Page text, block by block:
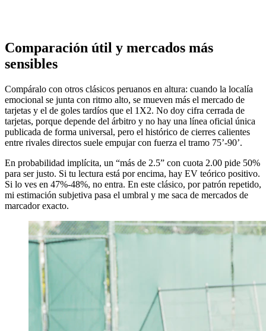
Comparación útil y mercados más
sensibles
Compáralo con otros clásicos peruanos en altura: cuando la localía
emocional se junta con ritmo alto, se mueven más el mercado de
tarjetas y el de goles tardíos que el 1X2. No doy cifra cerrada de
tarjetas, porque depende del árbitro y no hay una línea oficial única
publicada de forma universal, pero el histórico de cierres calientes
entre rivales directos suele empujar con fuerza el tramo 75’-90’.
En probabilidad implícita, un “más de 2.5” con cuota 2.00 pide 50%
para ser justo. Si tu lectura está por encima, hay EV teórico positivo.
Si lo ves en 47%-48%, no entra. En este clásico, por patrón repetido,
mi estimación subjetiva pasa el umbral y me saca de mercados de
marcador exacto.